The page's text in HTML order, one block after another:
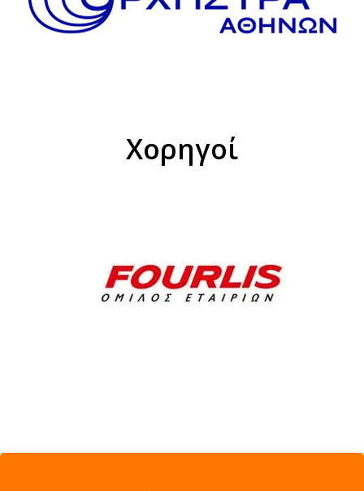
Χορηγοί